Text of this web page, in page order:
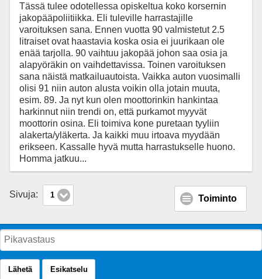
Tässä tulee odotellessa opiskeltua koko korsernin
jakopääpoliitiikka. Eli tuleville harrastajille
varoituksen sana. Ennen vuotta 90 valmistetut 2.5
litraiset ovat haastavia koska osia ei juurikaan ole
enää tarjolla. 90 vaihtuu jakopää johon saa osia ja
alapyöräkin on vaihdettavissa. Toinen varoituksen
sana näistä matkailuautoista. Vaikka auton vuosimalli
olisi 91 niin auton alusta voikin olla jotain muuta,
esim. 89. Ja nyt kun olen moottorinkin hankintaa
harkinnut niin trendi on, että purkamot myyvät
moottorin osina. Eli toimiva kone puretaan tyyliin
alakerta/yläkerta. Ja kaikki muu irtoava myydään
erikseen. Kassalle hyvä mutta harrastukselle huono.
Homma jatkuu...
Sivuja: 1 Toiminto
Lähetä Esikatselu
Perinteinen näkymä